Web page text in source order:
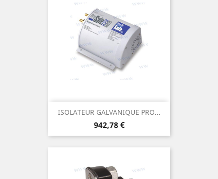
ISOLATEUR GALVANIQUE PRO...
Prix
942,78 €